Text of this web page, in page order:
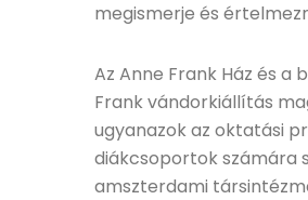
megismerje és
Az Anne Frank Ház és a
Frank vándorkiállítás
ugyanazok az oktatási
diákcsoportok számára
amszterdami